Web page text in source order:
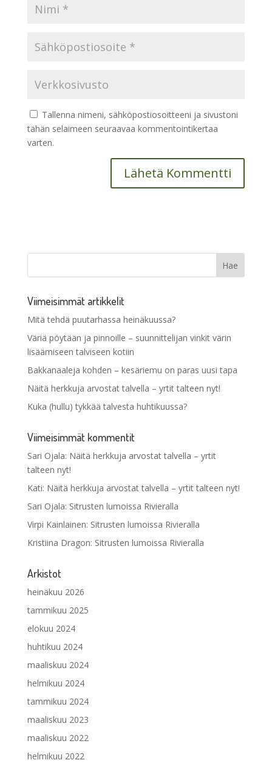
Tallenna nimeni, sähköpostiosoitteeni ja sivustoni
tähän selaimeen seuraavaa kommentointikertaa
varten.
Viimeisimmät artikkelit
Mitä tehdä puutarhassa heinäkuussa?
Väriä pöytään ja pinnoille – suunnittelijan vinkit värin
lisäämiseen talviseen kotiin
Bakkanaaleja kohden – kesäriemu on paras uusi tapa
Näitä herkkuja arvostat talvella – yrtit talteen nyt!
Kuka (hullu) tykkää talvesta huhtikuussa?
Viimeisimmät kommentit
Sari Ojala: Näitä herkkuja arvostat talvella – yrtit
talteen nyt!
Kati: Näitä herkkuja arvostat talvella – yrtit talteen nyt!
Sari Ojala: Sitrusten lumoissa Rivieralla
Virpi Kainlainen: Sitrusten lumoissa Rivieralla
Kristiina Dragon: Sitrusten lumoissa Rivieralla
Arkistot
heinäkuu 2026
tammikuu 2025
elokuu 2024
huhtikuu 2024
maaliskuu 2024
helmikuu 2024
tammikuu 2024
maaliskuu 2023
maaliskuu 2022
helmikuu 2022